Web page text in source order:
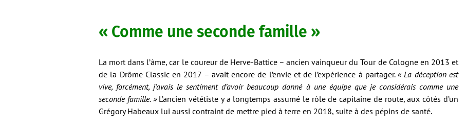
« Comme une seconde famille »
La mort dans l’âme, car le coureur de Herve-Battice – ancien vainqueur du Tour de Cologne en 2013 et
de la Drôme Classic en 2017 – avait encore de l’envie et de l’expérience à partager.« La déception est
vive, forcément, j’avais le sentiment d’avoir beaucoup donné à une équipe que je considérais comme une
seconde famille. »L’ancien vététiste y a longtemps assumé le rôle de capitaine de route, aux côtés d’un
Grégory Habeaux lui aussi contraint de mettre pied à terre en 2018, suite à des pépins de santé.